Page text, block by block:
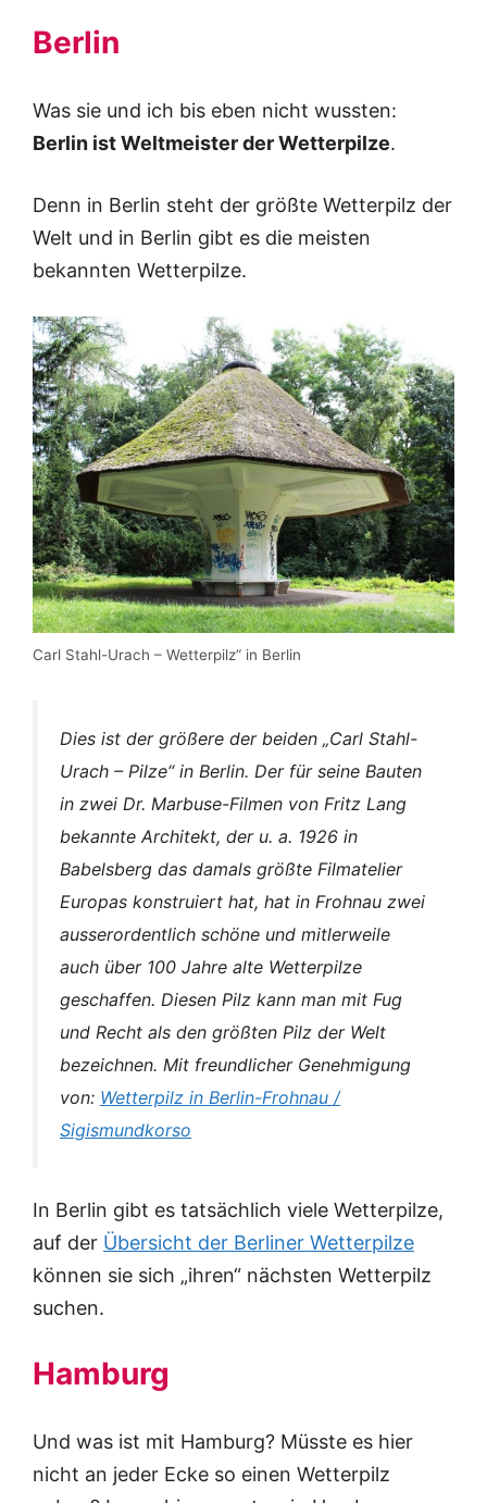
Berlin
Was sie und ich bis eben nicht wussten:
Berlin ist Weltmeister der Wetterpilze.
Denn in Berlin steht der größte Wetterpilz der
Welt und in Berlin gibt es die meisten
bekannten Wetterpilze.
Carl Stahl-Urach – Wetterpilz“ in Berlin
Dies ist der größere der beiden „Carl Stahl-
Urach – Pilze“ in Berlin. Der für seine Bauten
in zwei Dr. Marbuse-Filmen von Fritz Lang
bekannte Architekt, der u. a. 1926 in
Babelsberg das damals größte Filmatelier
Europas konstruiert hat, hat in Frohnau zwei
ausserordentlich schöne und mitlerweile
auch über 100 Jahre alte Wetterpilze
geschaffen. Diesen Pilz kann man mit Fug
und Recht als den größten Pilz der Welt
bezeichnen. Mit freundlicher Genehmigung
von: Wetterpilz in Berlin-Frohnau /
Sigismundkorso
In Berlin gibt es tatsächlich viele Wetterpilze,
auf der Übersicht der Berliner Wetterpilze
können sie sich „ihren“ nächsten Wetterpilz
suchen.
Hamburg
Und was ist mit Hamburg? Müsste es hier
nicht an jeder Ecke so einen Wetterpilz